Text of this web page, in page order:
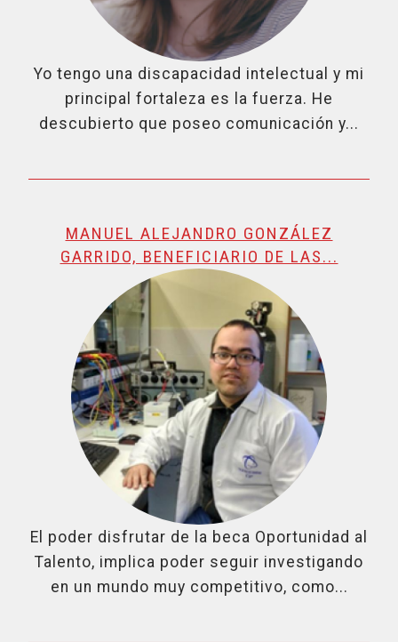
Yo tengo una discapacidad intelectual y mi
principal fortaleza es la fuerza. He
descubierto que poseo comunicación y...
MANUEL ALEJANDRO GONZÁLEZ
GARRIDO, BENEFICIARIO DE LAS...
El poder disfrutar de la beca Oportunidad al
Talento, implica poder seguir investigando
en un mundo muy competitivo, como...